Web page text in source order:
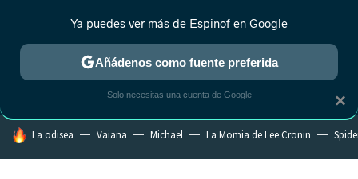
ESTRENOS REALITY ANIME RANKINGS CINE
HOY SE HABLA DE
La odisea Vaiana Michael La Momia de Lee Cronin
×
Ya puedes ver más de Espinof en Google
Añádenos como fuente preferida
Solo necesitas una cuenta de Google